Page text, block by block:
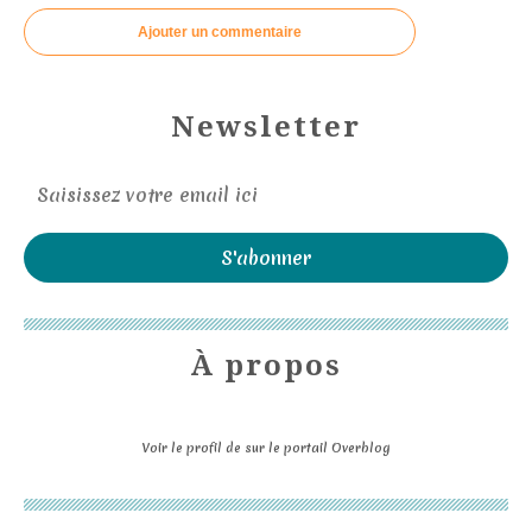
Ajouter un commentaire
Newsletter
À propos
Voir le profil de sur le portail Overblog